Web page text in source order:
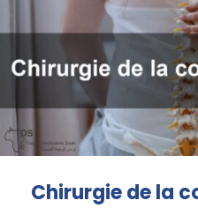
Chirurgie de la